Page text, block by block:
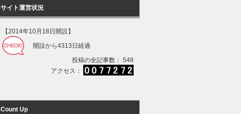
サイト運営状況
【2014年10月18日開設】
開設から4313日経過
投稿の全記事数： 548
アクセス：
Count Up